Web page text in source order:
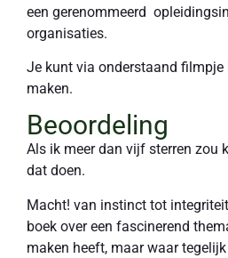
een gerenommeerd
organisaties.
Je kunt via onderstaand filmpje
maken.
Beoordeling
Als ik meer dan vijf sterren zou
dat doen.
Macht! van instinct tot
boek over een fascinerend
maken heeft, maar waar